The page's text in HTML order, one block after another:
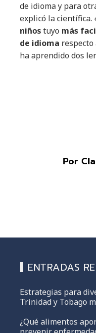
de idioma y para
explicó la científica.
niñostuyo más
de idioma
ha aprendido dos
Por
ENTRADAS
Estrategias para
Trinidad y Tobago
¿Qué alimentos